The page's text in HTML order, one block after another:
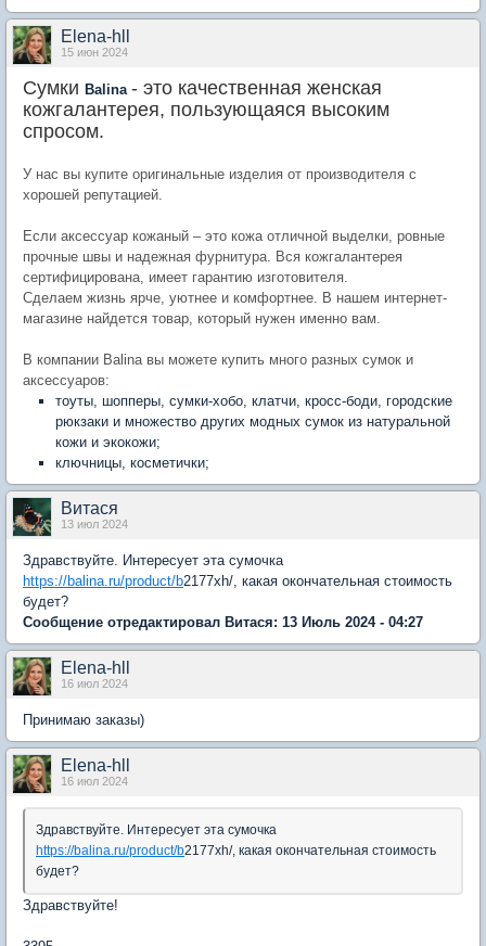
Elena-hll
15 июн 2024
Сумки Balina - это качественная женская
кожгалантерея, пользующаяся высоким
спросом.
У нас вы купите оригинальные изделия от производителя с
хорошей репутацией.
Если аксессуар кожаный – это кожа отличной выделки, ровные
прочные швы и надежная фурнитура. Вся кожгалантерея
сертифицирована, имеет гарантию изготовителя.
Сделаем жизнь ярче, уютнее и комфортнее. В нашем интернет-
магазине найдется товар, который нужен именно вам.
В компании Balina вы можете купить много разных сумок и
аксессуаров:
тоуты, шопперы, сумки-хобо, клатчи, кросс-боди, городские
рюкзаки и множество других модных сумок из натуральной
кожи и экокожи;
ключницы, косметички;
Витася
13 июл 2024
Здравствуйте. Интересует эта сумочка
https://balina.ru/product/b2177xh/, какая окончательная стоимость
будет?
Сообщение отредактировал Витася: 13 Июль 2024 - 04:27
Elena-hll
16 июл 2024
Принимаю заказы)
Elena-hll
16 июл 2024
Здравствуйте. Интересует эта сумочка
https://balina.ru/product/b2177xh/, какая окончательная стоимость
будет?
Здравствуйте!